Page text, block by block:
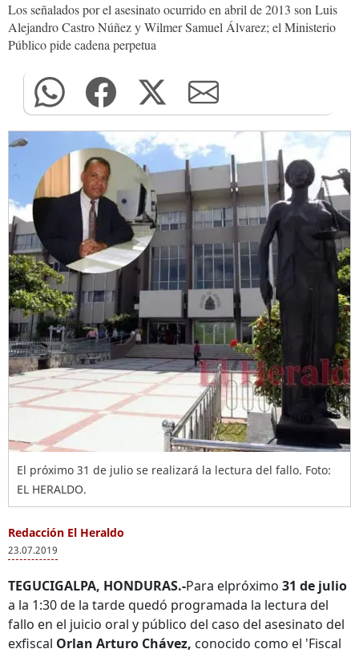
Los señalados por el asesinato ocurrido en abril de 2013 son Luis
Alejandro Castro Núñez y Wilmer Samuel Álvarez; el Ministerio
Público pide cadena perpetua
El próximo 31 de julio se realizará la lectura del fallo. Foto:
EL HERALDO.
Redacción El Heraldo
23.07.2019
TEGUCIGALPA, HONDURAS.-Para elpróximo 31 de julio
a la 1:30 de la tarde quedó programada la lectura del
fallo en el juicio oral y público del caso del asesinato del
exfiscal Orlan Arturo Chávez, conocido como el 'Fiscal